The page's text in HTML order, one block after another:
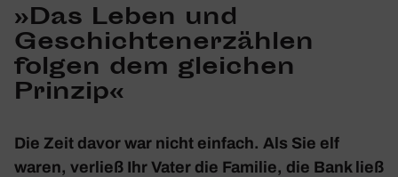
»Das Leben und
Geschich­ten­er­zählen
folgen dem glei­chen
Prinzip«
Die Zeit davor war nicht einfach. Als Sie elf
waren, verließ Ihr Vater die Familie, die Bank ließ